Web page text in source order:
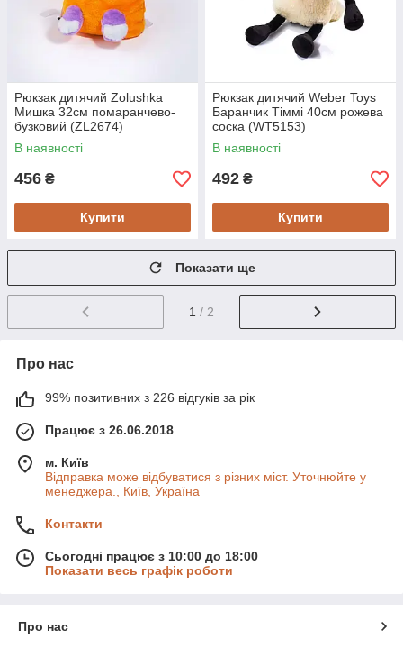
Рюкзак дитячий Zolushka
Мишка 32см помаранчево-
бузковий (ZL2674)
В наявності
456 ₴
Купити
Рюкзак дитячий Weber Toys
Баранчик Тіммі 40см рожева
соска (WT5153)
В наявності
492 ₴
Купити
Показати ще
1 / 2
Про нас
99% позитивних з 226 відгуків за рік
Працює з 26.06.2018
м. Київ
Відправка може відбуватися з різних міст. Уточнюйте у
менеджера., Київ, Україна
Контакти
Сьогодні працює з 10:00 до 18:00
Показати весь графік роботи
Про нас